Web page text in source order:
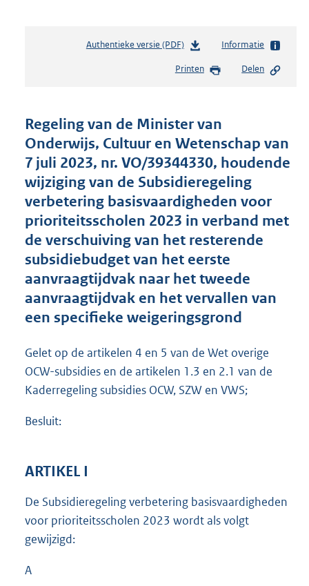
Authentieke versie (PDF)b
s
d
s
g
r
o
o
t
e
:
1
5
K
Informatie
Printen Delen
Regeling van de Minister van
Onderwijs, Cultuur en Wetenschap van
7 juli 2023, nr. VO/39344330, houdende
wijziging van de Subsidieregeling
verbetering basisvaardigheden voor
prioriteitsscholen 2023 in verband met
de verschuiving van het resterende
subsidiebudget van het eerste
aanvraagtijdvak naar het tweede
aanvraagtijdvak en het vervallen van
een specifieke weigeringsgrond
Gelet op de artikelen 4 en 5 van de Wet overige
OCW-subsidies en de artikelen 1.3 en 2.1 van de
Kaderregeling subsidies OCW, SZW en VWS;
Besluit:
ARTIKEL I
De Subsidieregeling verbetering basisvaardigheden
voor prioriteitsscholen 2023 wordt als volgt
gewijzigd:
A